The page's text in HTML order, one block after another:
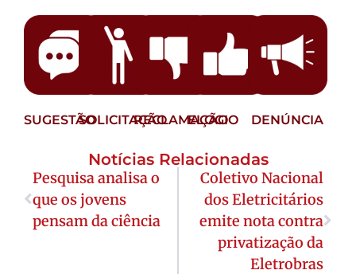
SUGESTÃOSOLICITAÇÃORECLAMAÇÃO
ELOGIO DENÚNCIA
Notícias Relacionadas
Pesquisa analisa o
que os jovens
pensam da ciência
Coletivo Nacional
dos Eletricitários
emite nota contra
privatização da
Eletrobras